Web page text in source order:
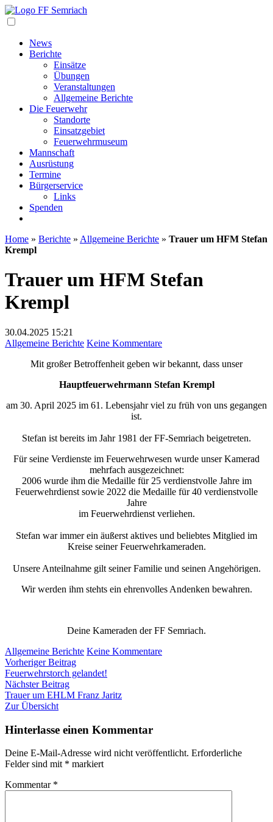
News
Berichte
Einsätze
Übungen
Veranstaltungen
Allgemeine Berichte
Die Feuerwehr
Standorte
Einsatzgebiet
Feuerwehrmuseum
Mannschaft
Ausrüstung
Termine
Bürgerservice
Links
Spenden
Home » Berichte » Allgemeine Berichte » Trauer um HFM Stefan
Krempl
Trauer um HFM Stefan
Krempl
30.04.2025 15:21
Allgemeine Berichte Keine Kommentarezu
um
Stefan
Mit großer Betroffenheit geben wir bekannt, dass unser
Hauptfeuerwehrmann Stefan Krempl
am 30. April 2025 im 61. Lebensjahr viel zu früh von uns gegangen
ist.
Stefan ist bereits im Jahr 1981 der FF-Semriach beigetreten.
Für seine Verdienste im Feuerwehrwesen wurde unser Kamerad
mehrfach ausgezeichnet:
2006 wurde ihm die Medaille für 25 verdienstvolle Jahre im
Feuerwehrdienst sowie 2022 die Medaille für 40 verdienstvolle
Jahre
im Feuerwehrdienst verliehen.
Stefan war immer ein äußerst aktives und beliebtes Mitglied im
Kreise seiner Feuerwehrkameraden.
Unsere Anteilnahme gilt seiner Familie und seinen Angehörigen.
Wir werden ihm stehts ein ehrenvolles Andenken bewahren.
Deine Kameraden der FF Semriach.
Allgemeine Berichte Keine Kommentarezu
Beitragsnavigation
Vorheriger BeitragVorheriger
Beitrag:
Feuerwehrstorch gelandet!
Nächster BeitragNächster
Beitrag:
Trauer um EHLM Franz Jaritz
Zur Übersicht
Hinterlasse einen Kommentar
Deine E-Mail-Adresse wird nicht veröffentlicht. Erforderliche
Felder sind mit * markiert
Kommentar *